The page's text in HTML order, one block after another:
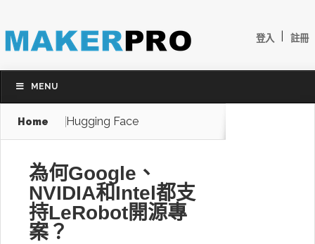
登入 註冊
MENU
Home Hugging Face
為何Google、
NVIDIA和Intel都支
持LeRobot開源專
案？